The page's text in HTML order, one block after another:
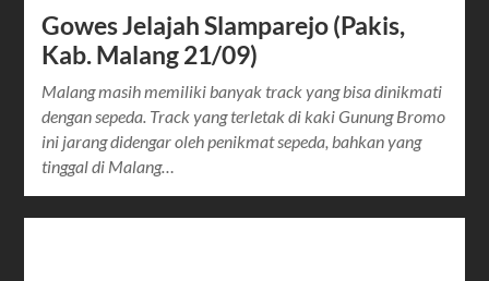
Gowes Jelajah Slamparejo (Pakis,
Kab. Malang 21/09)
Malang masih memiliki banyak track yang bisa dinikmati
dengan sepeda. Track yang terletak di kaki Gunung Bromo
ini jarang didengar oleh penikmat sepeda, bahkan yang
tinggal di Malang…